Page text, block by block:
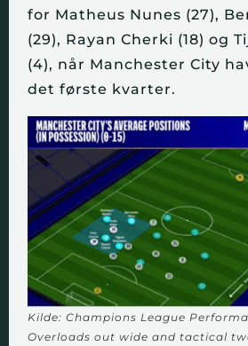
for Matheus Nunes (27),
(29), Rayan Cherki (18) og
(4), når Manchester City
det første kvarter.
Kilde: Champions League
Overloads out wide and tactical